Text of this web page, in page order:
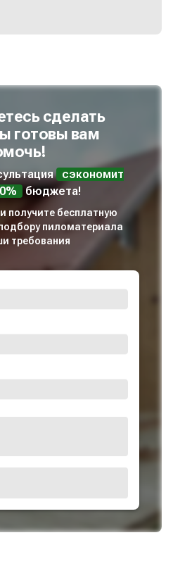
сделать
готовы вам
сэкономит
бюджета!
получите бесплатную
пиломатериала
требования